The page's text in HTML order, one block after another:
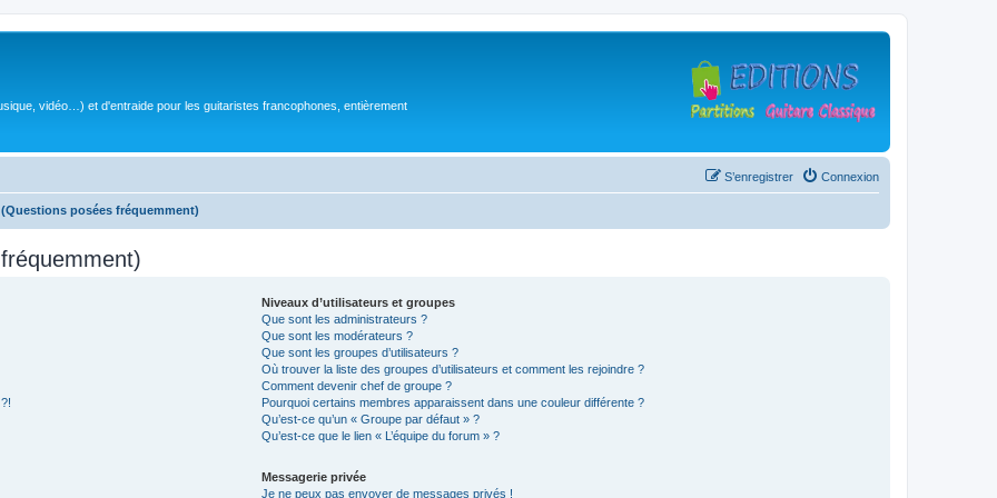
vidéo…) et d'entraide pour les guitaristes francophones, entièrement
Connexion
S’enregistrer
posées fréquemment)
Niveaux d’utilisateurs et groupes
Que sont les administrateurs ?
Que sont les modérateurs ?
Que sont les groupes d’utilisateurs ?
Où trouver la liste des groupes d’utilisateurs et comment les rejoindre ?
Comment devenir chef de groupe ?
Pourquoi certains membres apparaissent dans une couleur différente ?
Qu’est-ce qu’un « Groupe par défaut » ?
Qu’est-ce que le lien « L’équipe du forum » ?
Messagerie privée
Je ne peux pas envoyer de messages privés !